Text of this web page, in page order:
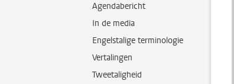
Agendabericht
In de media
Engelstalige terminologie
Vertalingen
Tweetaligheid